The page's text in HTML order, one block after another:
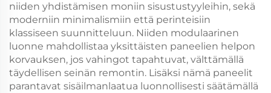
niiden yhdistämisen moniin sisustustyyleihin, sekä
moderniin minimalismiin että perinteisiin
klassiseen suunnitteluun. Niiden modulaarinen
luonne mahdollistaa yksittäisten paneelien helpon
korvauksen, jos vahingot tapahtuvat, välttämällä
täydellisen seinän remontin. Lisäksi nämä paneelit
parantavat sisäilmanlaatua luonnollisesti säätämällä